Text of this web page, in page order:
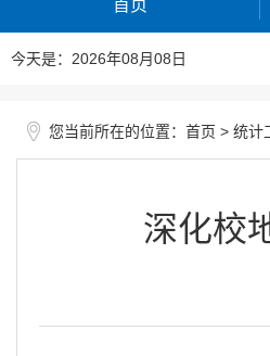
首页
今天是：2026年08月08日
您当前所在的位置： 首页 > 统计
深化校